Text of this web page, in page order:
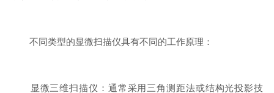
不同类型的显微扫描仪具有不同的工作原理：
显微三维扫描仪：通常采用三角测距法或结构光投影技